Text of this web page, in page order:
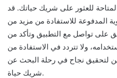
للعثور على شريك حياتك. قد
المدفوعة للاستفادة من مزيد من
على تواصل مع التطبيق وتأكد من
ولا تتردد في الاستفادة من
لتحقيق نجاح في رحلة البحث عن
شريك حياة.